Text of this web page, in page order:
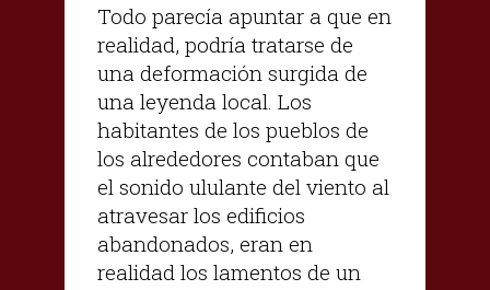
Todo parecía apuntar a que en
realidad, podría tratarse de
una deformación surgida de
una leyenda local. Los
habitantes de los pueblos de
los alrededores contaban que
el sonido ululante del viento al
atravesar los edificios
abandonados, eran en
realidad los lamentos de un